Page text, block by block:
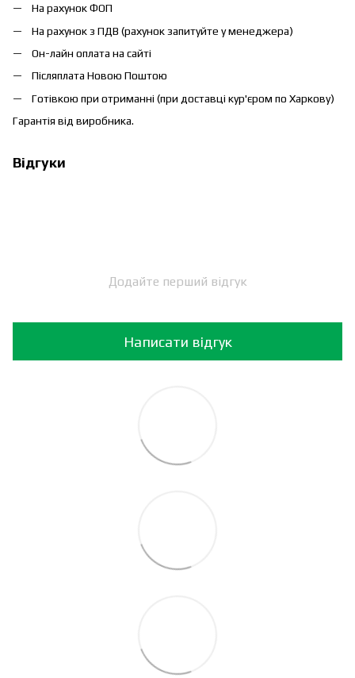
На рахунок ФОП
На рахунок з ПДВ (рахунок запитуйте у менеджера)
Он-лайн оплата на сайті
Післяплата Новою Поштою
Готівкою при отриманні (при доставці кур'єром по Харкову)
Гарантія від виробника.
Відгуки
Додайте перший відгук
Написати відгук